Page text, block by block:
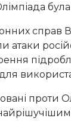
справ
атаки
проти